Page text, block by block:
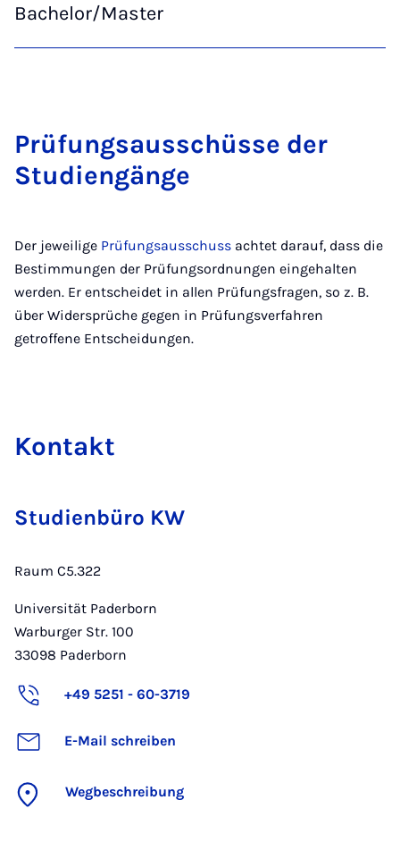
Bachelor/Master
Prü­fungs­aus­schüs­se der
Stu­dien­gän­ge
Der jeweilige Prüfungsausschuss achtet darauf, dass die
Bestimmungen der Prüfungsordnungen eingehalten
werden. Er entscheidet in allen Prüfungsfragen, so z. B.
über Widersprüche gegen in Prüfungsverfahren
getroffene Entscheidungen.
Kon­takt
Studienbüro KW
Raum C5.322
Universität Paderborn
Warburger Str. 100
33098 Paderborn
+49 5251 - 60-3719
E-Mail schreiben
Wegbeschreibung